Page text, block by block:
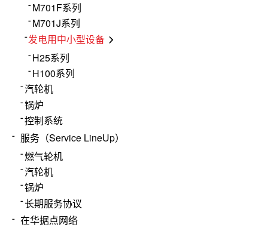
M701F系列
M701J系列
发电用中小型设备
H25系列
H100系列
汽轮机
锅炉
控制系统
服务（Service LineUp）
燃气轮机
汽轮机
锅炉
长期服务协议
在华据点网络